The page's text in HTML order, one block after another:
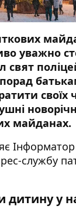
уважно
свят
своїх
майданах.
Інформатор
службу
дитину у